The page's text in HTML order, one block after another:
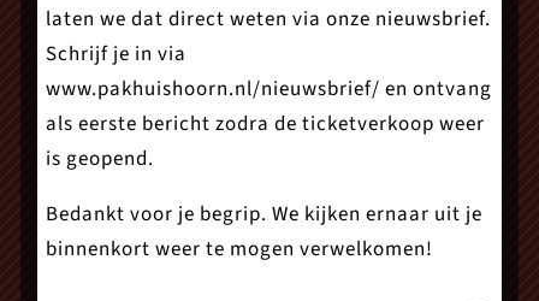
0229 – 24 72 02
info@pakhuishoorn.nl
laten we dat direct weten via onze nieuwsbrief.
Schrijf je in via
www.pakhuishoorn.nl/nieuwsbrief/ en ontvang
als eerste bericht zodra de ticketverkoop weer
is geopend.
Bedankt voor je begrip. We kijken ernaar uit je
binnenkort weer te mogen verwelkomen!